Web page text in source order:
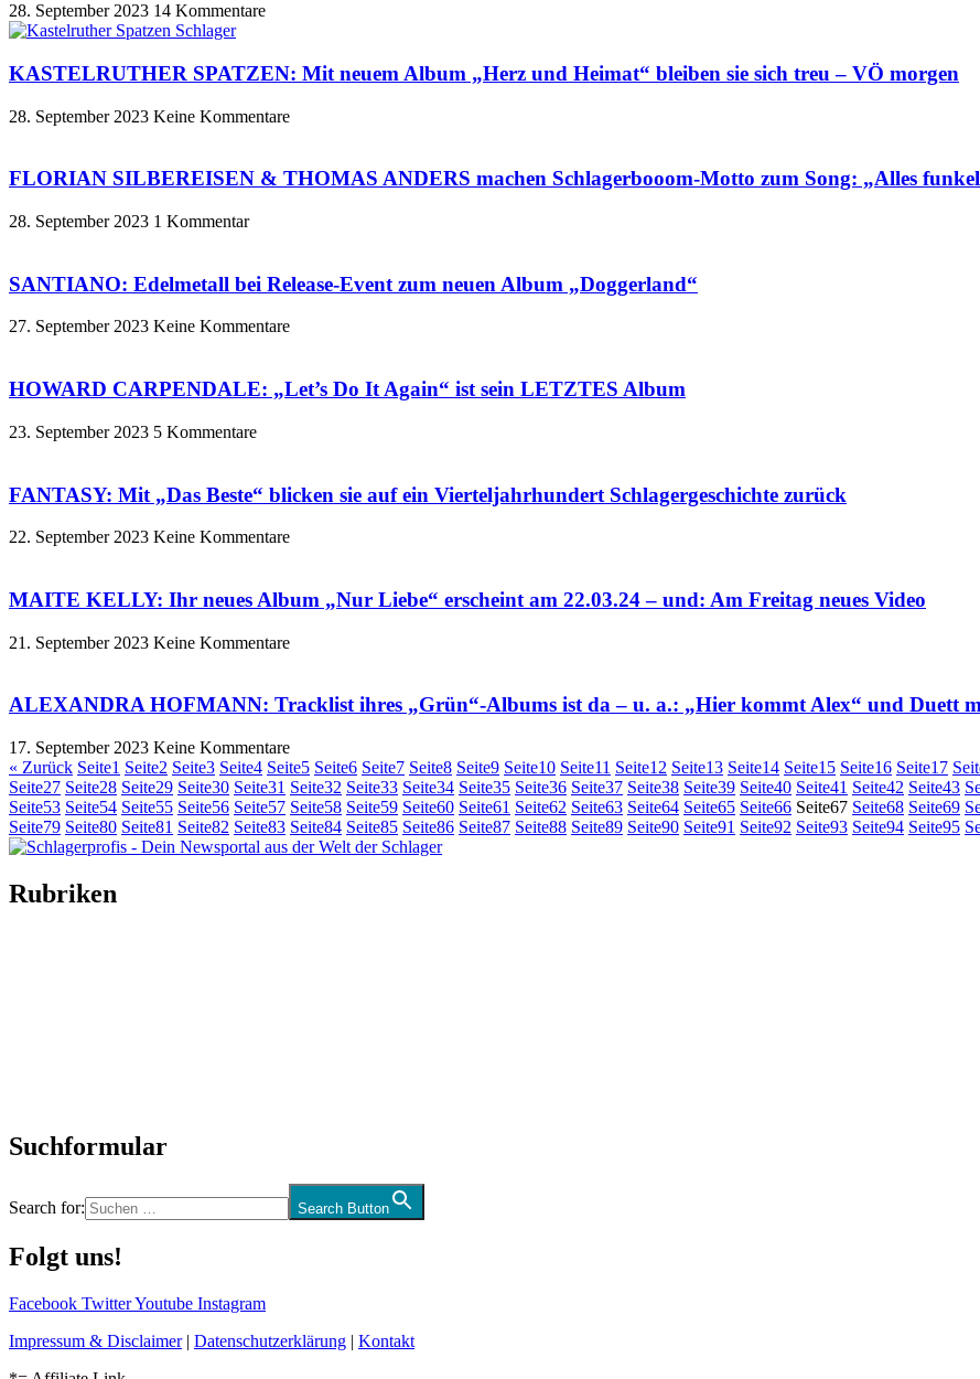
28. September 2023 14 Kommentare
KASTELRUTHER SPATZEN: Mit neuem Album „Herz und Heimat“ bleiben sie sich treu – VÖ morgen
28. September 2023 Keine Kommentare
FLORIAN SILBEREISEN & THOMAS ANDERS machen Schlagerbooom-Motto zum Song: „Alles
28. September 2023 1 Kommentar
SANTIANO: Edelmetall bei Release-Event zum neuen Album „Doggerland“
27. September 2023 Keine Kommentare
HOWARD CARPENDALE: „Let’s Do It Again“ ist sein LETZTES Album
23. September 2023 5 Kommentare
FANTASY: Mit „Das Beste“ blicken sie auf ein Vierteljahrhundert Schlagergeschichte zurück
22. September 2023 Keine Kommentare
MAITE KELLY: Ihr neues Album „Nur Liebe“ erscheint am 22.03.24 – und: Am Freitag neues Video
21. September 2023 Keine Kommentare
ALEXANDRA HOFMANN: Tracklist ihres „Grün“-Albums ist da – u. a.: „Hier kommt Alex“ und Duett
17. September 2023 Keine Kommentare
« Zurück Seite1 Seite2 Seite3 Seite4 Seite5 Seite6 Seite7 Seite8 Seite9 Seite10 Seite11 Seite12 Seite13 Seite14 Seite15 Seite16 Seite17
Seite27 Seite28 Seite29 Seite30 Seite31 Seite32 Seite33 Seite34 Seite35 Seite36 Seite37 Seite38 Seite39 Seite40 Seite41 Seite42 Seite43
Seite53 Seite54 Seite55 Seite56 Seite57 Seite58 Seite59 Seite60 Seite61 Seite62 Seite63 Seite64 Seite65 Seite66 Seite67 Seite68 Seite69
Seite79 Seite80 Seite81 Seite82 Seite83 Seite84 Seite85 Seite86 Seite87 Seite88 Seite89 Seite90 Seite91 Seite92 Seite93 Seite94 Seite95
Rubriken
Suchformular
Search for: Search Button
Folgt uns!
Facebook TwitterYoutube Instagram
Impressum & Disclaimer| Datenschutzerklärung | Kontakt